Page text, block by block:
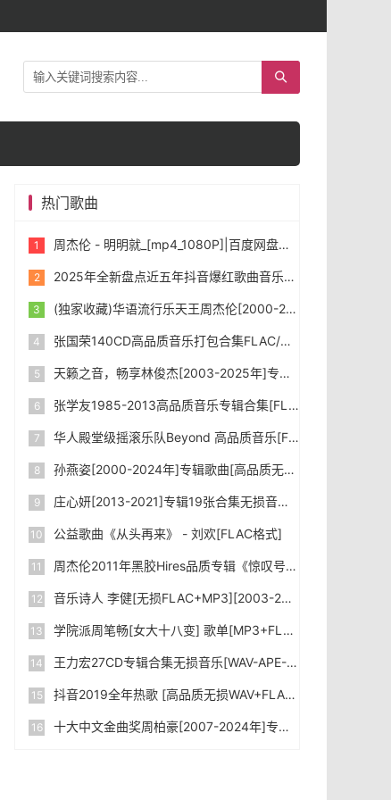
热门歌曲
周杰伦 - 明明就_[mp4_1080P]|百度网盘下载
2025年全新盘点近五年抖音爆红歌曲音乐共1431首，首首令人如痴如醉。
(独家收藏)华语流行乐天王周杰伦[2000-2025年]所有专辑音乐[无损FLAC/WAV/MP3]合集下载
张国荣140CD高品质音乐打包合集FLAC/WAV/MP3]下载
天籁之音，畅享林俊杰[2003-2025年]专辑打包合集 [无损FLAC/WAV/MP3] 下载
张学友1985-2013高品质音乐专辑合集[FLAC/WAV/MP3]下载
华人殿堂级摇滚乐队Beyond 高品质音乐[FLAC+MP3/Kbps]合集_下载
孙燕姿[2000-2024年]专辑歌曲[高品质无损FLAC+MP3-320kbps]合集下载
庄心妍[2013-2021]专辑19张合集无损音乐WAV格式网盘下载|百度网盘
公益歌曲《从头再来》 - 刘欢[FLAC格式]
周杰伦2011年黑胶Hires品质专辑《惊叹号》[WAV格式]无损音乐下载|百度网盘
音乐诗人 李健[无损FLAC+MP3][2003-2024]专辑合集 下载
学院派周笔畅[女大十八变] 歌单[MP3+FLAC格式]无损音乐下载|百度网盘
王力宏27CD专辑合集无损音乐[WAV-APE-FLAC]网盘下载|百度网盘
抖音2019全年热歌 [高品质无损WAV+FLAC+MP3-320kbps+MV] 2000+首大合集 网盘下载|百度网盘
十大中文金曲奖周柏豪[2007-2024年]专辑音乐合集[FLAC格式+MP3-4.76GB]无损音乐下载|百度网盘